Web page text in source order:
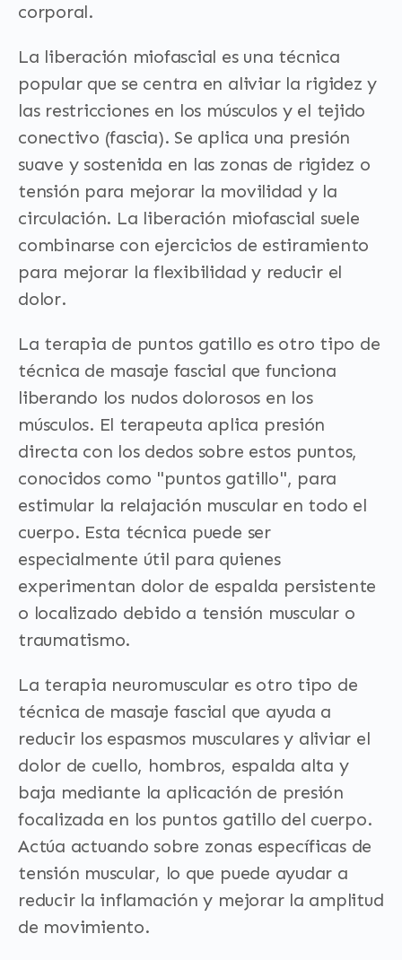
corporal.
La liberación miofascial es una técnica
popular que se centra en aliviar la rigidez y
las restricciones en los músculos y el tejido
conectivo (fascia). Se aplica una presión
suave y sostenida en las zonas de rigidez o
tensión para mejorar la movilidad y la
circulación. La liberación miofascial suele
combinarse con ejercicios de estiramiento
para mejorar la flexibilidad y reducir el
dolor.
La terapia de puntos gatillo es otro tipo de
técnica de masaje fascial que funciona
liberando los nudos dolorosos en los
músculos. El terapeuta aplica presión
directa con los dedos sobre estos puntos,
conocidos como "puntos gatillo", para
estimular la relajación muscular en todo el
cuerpo. Esta técnica puede ser
especialmente útil para quienes
experimentan dolor de espalda persistente
o localizado debido a tensión muscular o
traumatismo.
La terapia neuromuscular es otro tipo de
técnica de masaje fascial que ayuda a
reducir los espasmos musculares y aliviar el
dolor de cuello, hombros, espalda alta y
baja mediante la aplicación de presión
focalizada en los puntos gatillo del cuerpo.
Actúa actuando sobre zonas específicas de
tensión muscular, lo que puede ayudar a
reducir la inflamación y mejorar la amplitud
de movimiento.